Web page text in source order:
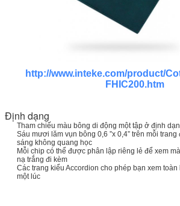
http://www.inteke.com/product/
FHIC200.htm
Định dạng
Tham chiếu màu bông di động một tập ở định
Sáu mươi lăm vụn bông 0,6 ”x 0,4” trên mỗi
sáng không quang học
Mỗi chip có thể được phân lập riêng lẻ để xem
nạ trắng đi kèm
Các trang kiểu Accordion cho phép bạn xem
một lúc